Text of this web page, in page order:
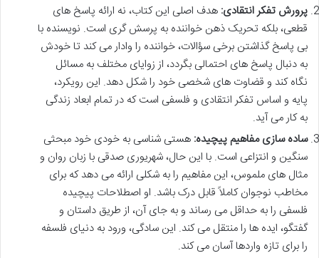
پرورش تفکر انتقادی: هدف اصلی این کتاب، نه ارائه پاسخ های
قطعی، بلکه تحریک ذهن خواننده به پرسش گری است. نویسنده با
بی پاسخ گذاشتن برخی سؤالات، خواننده را وادار می کند تا خودش
به دنبال پاسخ های احتمالی بگردد، از زوایای مختلف به مسائل
نگاه کند و قضاوت های شخصی خود را شکل دهد. این رویکرد،
پایه و اساس تفکر انتقادی و فلسفی است که در تمام ابعاد زندگی
به کار می آید.
ساده سازی مفاهیم پیچیده: هستی شناسی به خودی خود مبحثی
سنگین و انتزاعی است. با این حال، شهریوری صدقی با زبان روان و
مثال های ملموس، این مفاهیم را به شکلی ارائه می دهد که برای
مخاطب نوجوان کاملاً قابل درک باشد. او اصطلاحات پیچیده
فلسفی را به حداقل می رساند و به جای آن، از طریق داستان و
گفتگو، ایده ها را منتقل می کند. این سادگی، ورود به دنیای فلسفه
را برای تازه واردها آسان می کند.